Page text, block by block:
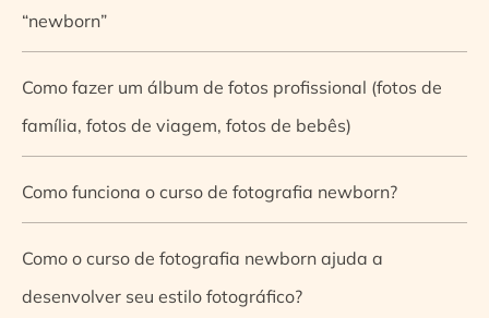
“newborn”
Como fazer um álbum de fotos profissional (fotos de
família, fotos de viagem, fotos de bebês)
Como funciona o curso de fotografia newborn?
Como o curso de fotografia newborn ajuda a
desenvolver seu estilo fotográfico?